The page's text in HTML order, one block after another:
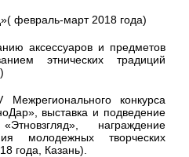
февраль-март 2018 года)
аксессуаров и предметов
этнических традиций
конкурса
выставка и подведение
награждение
молодежных творческих
года, Казань).